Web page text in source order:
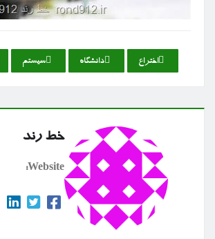
اختراع دانشگاه سیستم
خط رند
Website: